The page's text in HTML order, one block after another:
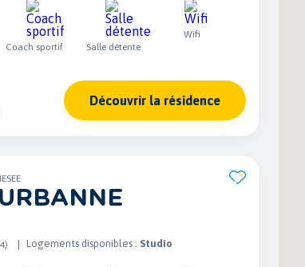
Coach sportif Salle détente
Wifi
Découvrir la résidence
Logements disponibles : Studio